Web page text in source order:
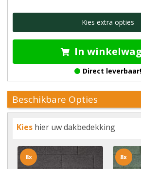
Kies extra opties
In
Direct leverbaar!
Beschikbare Opties
Kies hier uw dakbedekking
8x 8x